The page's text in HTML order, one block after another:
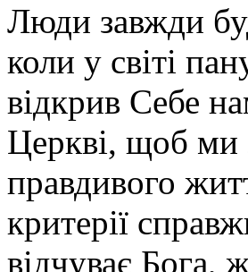
Люди завжди
коли у світі
відкрив Себе
Церкві, щоб ми
правдивого
критерії
відчуває Бога,